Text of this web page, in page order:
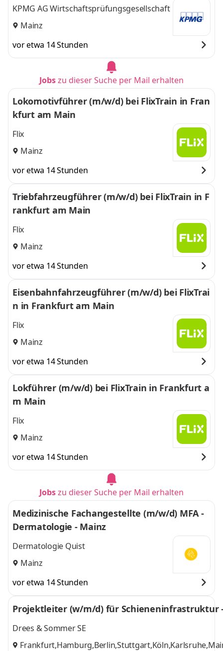
KPMG AG Wirtschaftsprüfungsgesellschaft
Mainz
vor etwa 14 Stunden
Jobszu dieser Suche per Mail erhalten
Lokomotivführer (m/w/d) bei FlixTrain in Fran
kfurt am Main
Flix
Mainz
vor etwa 14 Stunden
Triebfahrzeugführer (m/w/d) bei FlixTrain in F
rankfurt am Main
Flix
Mainz
vor etwa 14 Stunden
Eisenbahnfahrzeugführer (m/w/d) bei FlixTrai
n in Frankfurt am Main
Flix
Mainz
vor etwa 14 Stunden
Lokführer (m/w/d) bei FlixTrain in Frankfurt a
m Main
Flix
Mainz
vor etwa 14 Stunden
Jobszu dieser Suche per Mail erhalten
Medizinische Fachangestellte (m/w/d) MFA -
Dermatologie - Mainz
Dermatologie Quist
Mainz
vor etwa 14 Stunden
Projektleiter (w/m/d) für Schieneninfrastruktur
Drees & Sommer SE